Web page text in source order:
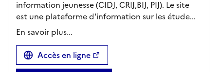
information jeunesse (CIDJ, CRIJ,BIJ, PIJ). Le site
est une plateforme d'information sur les étude...
En savoir plus...
Accès en ligne